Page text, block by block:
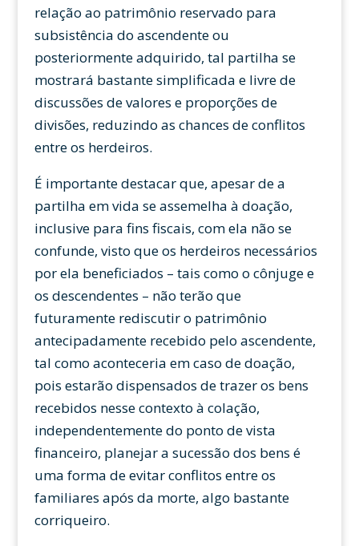
relação ao patrimônio reservado para
subsistência do ascendente ou
posteriormente adquirido, tal partilha se
mostrará bastante simplificada e livre de
discussões de valores e proporções de
divisões, reduzindo as chances de conflitos
entre os herdeiros.
É importante destacar que, apesar de a
partilha em vida se assemelha à doação,
inclusive para fins fiscais, com ela não se
confunde, visto que os herdeiros necessários
por ela beneficiados – tais como o cônjuge e
os descendentes – não terão que
futuramente rediscutir o patrimônio
antecipadamente recebido pelo ascendente,
tal como aconteceria em caso de doação,
pois estarão dispensados de trazer os bens
recebidos nesse contexto à colação,
independentemente do ponto de vista
financeiro, planejar a sucessão dos bens é
uma forma de evitar conflitos entre os
familiares após da morte, algo bastante
corriqueiro.